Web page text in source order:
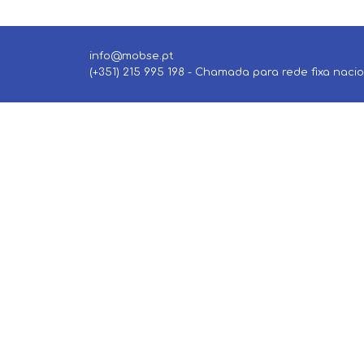
info@mobse.pt
(+351) 215 995 198 - Chamada para rede fixa